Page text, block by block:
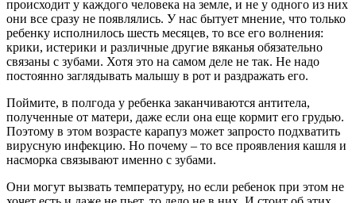
происходит у каждого человека на земле, и не у одного из них
они все сразу не появлялись. У нас бытует мнение, что только
ребенку исполнилось шесть месяцев, то все его волнения:
крики, истерики и различные другие вяканья обязательно
связаны с зубами. Хотя это на самом деле не так. Не надо
постоянно заглядывать малышу в рот и раздражать его.
Поймите, в полгода у ребенка заканчиваются антитела,
полученные от матери, даже если она еще кормит его грудью.
Поэтому в этом возрасте карапуз может запросто подхватить
вирусную инфекцию. Но почему – то все проявления кашля и
насморка связывают именно с зубами.
Они могут вызвать температуру, но если ребенок при этом не